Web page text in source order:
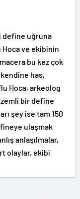
define uğruna
Hoca ve ekibinin
bu kez çok
has,
Hoca, arkeolog
bir define
şey ise tam 150
ulaşmak
anlaşılmalar,
olaylar, ekibi